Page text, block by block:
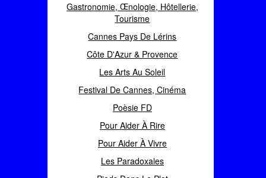
Gastronomie, Œnologie, Hôtellerie,
Tourisme
Cannes Pays De Lérins
Côte D'Azur & Provence
Les Arts Au Soleil
Festival De Cannes, Cinéma
Poèsie FD
Pour Aider À Rire
Pour Aider À Vivre
Les Paradoxales